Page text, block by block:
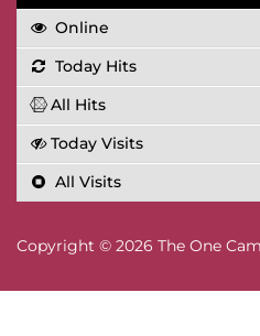
Online
Today Hits
All Hits
Today Visits
All Visits
Copyright © 2026 The One